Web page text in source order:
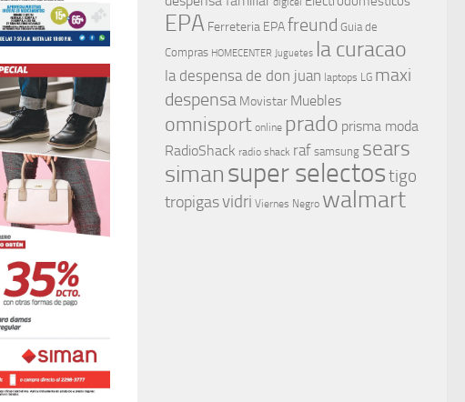
EPA Ferreteria EPAfreund Guia de
Compras HOMECENTER Juguetes la curacao
la despensa de don juan laptops LG maxi
despensa Movistar Muebles
omnisport online prado prisma moda
RadioShack radio shack raf samsung sears
simansuper selectostigo
tropigasvidri Viernes Negro walmart